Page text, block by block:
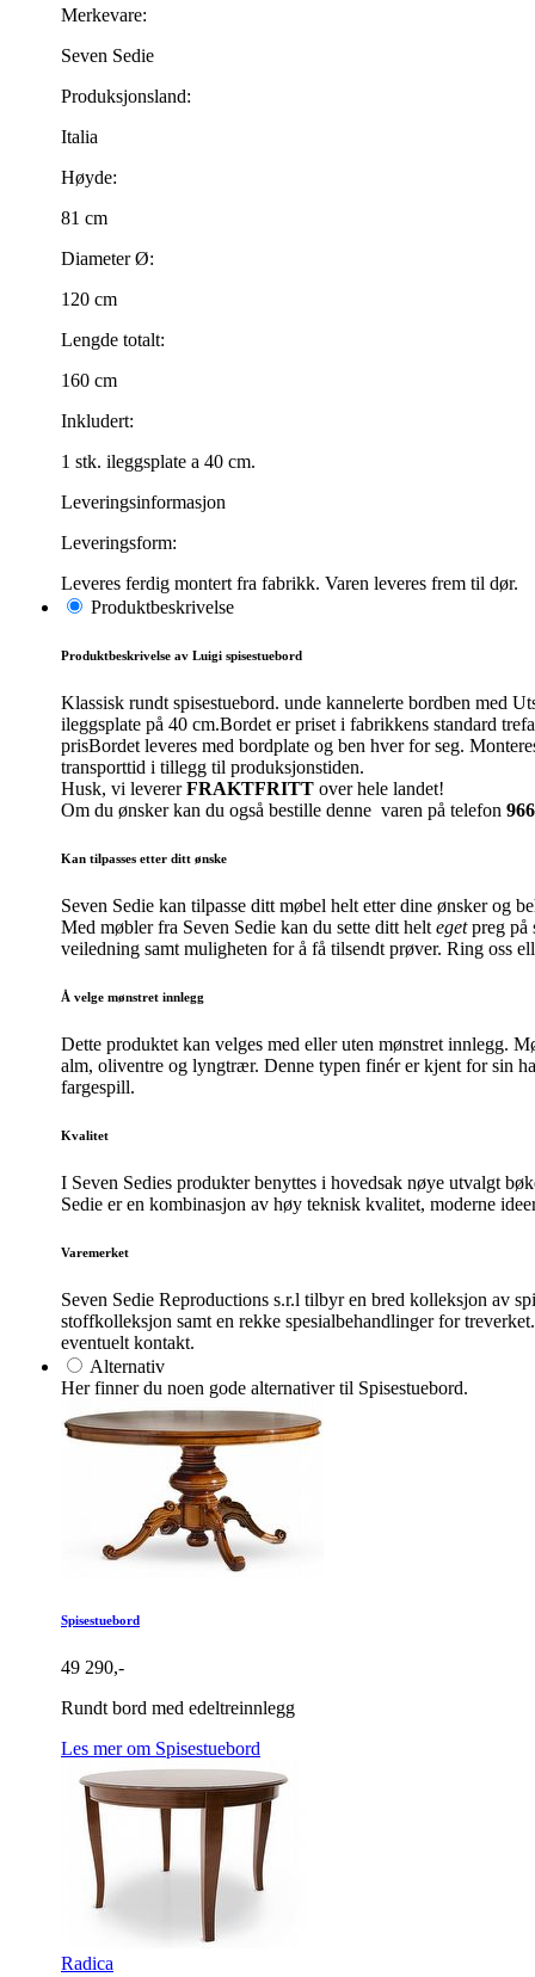
Merkevare:
Seven Sedie
Produksjonsland:
Italia
Høyde:
81 cm
Diameter Ø:
120 cm
Lengde totalt:
160 cm
Inkludert:
1 stk. ileggsplate a 40 cm.
Leveringsinformasjon
Leveringsform:
Leveres ferdig montert fra fabrikk. Varen leveres frem til dør.
Produktbeskrivelse
Produktbeskrivelse av Luigi spisestuebord
Klassisk rundt spisestuebord. unde kannelerte bordben med
ileggsplate på 40 cm.Bordet er priset i fabrikkens standard
prisBordet leveres med bordplate og ben hver for seg.
transporttid i tillegg til produksjonstiden.
Husk, vi levererFRAKTFRITT over hele landet!
Om du ønsker kan du også bestille denne varen på telefon
Kan tilpasses etter ditt ønske
Seven Sedie kan tilpasse ditt møbel helt etter dine ønsker og
Med møbler fra Seven Sedie kan du sette ditt helt egetpreg på
veiledning samt muligheten for å få tilsendt prøver. Ring oss
Å velge mønstret innlegg
Dette produktet kan velges med eller uten mønstret innlegg.
alm, oliventre og lyngtrær. Denne typen finér er kjent for sin
fargespill.
Kvalitet
I Seven Sedies produkter benyttes i hovedsak nøye utvalgt
Sedie er en kombinasjon av høy teknisk kvalitet, moderne
Varemerket
Seven Sedie Reproductions s.r.l tilbyr en bred kolleksjon av
stoffkolleksjon samt en rekke spesialbehandlinger for
eventuelt kontakt.
Alternativ
Her finner du noen gode alternativer til Spisestuebord.
Spisestuebord
49 290,-
Rundt bord med edeltreinnlegg
Les mer om Spisestuebord
Radica